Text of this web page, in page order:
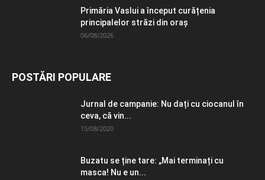
Primăria Vaslui a început curățenia
principalelor străzi din oraș
06/08/2026
POSTĂRI POPULARE
Jurnal de campanie: Nu dați cu ciocanul în
ceva, că vin...
15/08/2020
Buzatu se ține tare: „Mai terminați cu
masca! Nu e un...